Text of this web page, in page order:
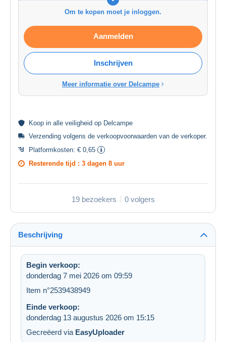
Om te kopen moet je inloggen.
Aanmelden
Inschrijven
Meer informatie over Delcampe
Koop in alle veiligheid op Delcampe
Verzending volgens de verkoopvoorwaarden van de verkoper.
Platformkosten: € 0,65
Resterende tijd : 3 dagen 8 uur
19 bezoekers 0 volgers
Beschrijving
Begin verkoop:
donderdag 7 mei 2026 om 09:59
Item n°2539438949
Einde verkoop:
donderdag 13 augustus 2026 om 15:15
Gecreëerd via EasyUploader